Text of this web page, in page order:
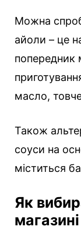
Можна
айоли – це
попередник
масло,
Також
соуси на
міститься
Як
магазині